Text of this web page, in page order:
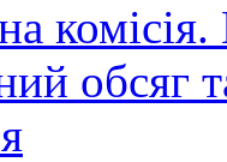
обсяг